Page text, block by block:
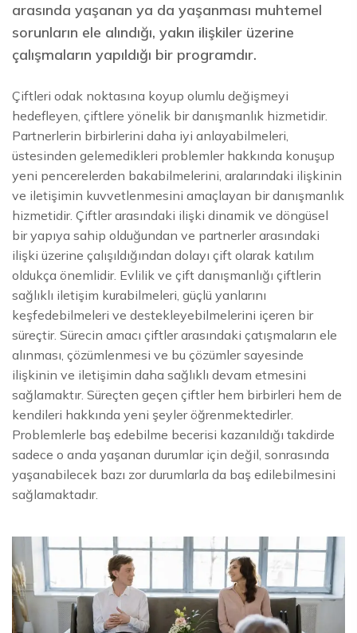
arasında yaşanan ya da yaşanması muhtemel
sorunların ele alındığı, yakın ilişkiler üzerine
çalışmaların yapıldığı bir programdır.
Çiftleri odak noktasına koyup olumlu değişmeyi
hedefleyen, çiftlere yönelik bir danışmanlık hizmetidir.
Partnerlerin birbirlerini daha iyi anlayabilmeleri,
üstesinden gelemedikleri problemler hakkında konuşup
yeni pencerelerden bakabilmelerini, aralarındaki ilişkinin
ve iletişimin kuvvetlenmesini amaçlayan bir danışmanlık
hizmetidir. Çiftler arasındaki ilişki dinamik ve döngüsel
bir yapıya sahip olduğundan ve partnerler arasındaki
ilişki üzerine çalışıldığından dolayı çift olarak katılım
oldukça önemlidir. Evlilik ve çift danışmanlığı çiftlerin
sağlıklı iletişim kurabilmeleri, güçlü yanlarını
keşfedebilmeleri ve destekleyebilmelerini içeren bir
süreçtir. Sürecin amacı çiftler arasındaki çatışmaların ele
alınması, çözümlenmesi ve bu çözümler sayesinde
ilişkinin ve iletişimin daha sağlıklı devam etmesini
sağlamaktır. Süreçten geçen çiftler hem birbirleri hem de
kendileri hakkında yeni şeyler öğrenmektedirler.
Problemlerle baş edebilme becerisi kazanıldığı takdirde
sadece o anda yaşanan durumlar için değil, sonrasında
yaşanabilecek bazı zor durumlarla da baş edilebilmesini
sağlamaktadır.